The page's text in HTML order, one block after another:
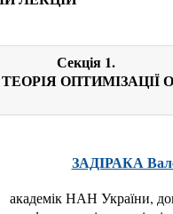
Секція 1.
ОПТИМІЗАЦІЇ
ЗАДIРАКА
академік НАН України,